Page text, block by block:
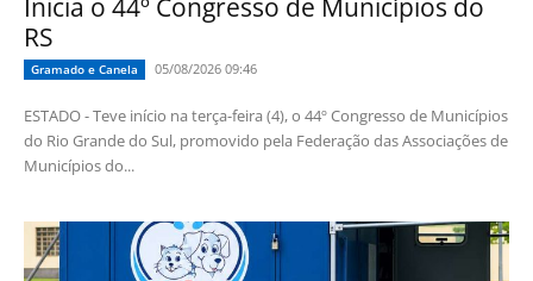
Inicia o 44º Congresso de Municípios do
RS
Gramado e Canela 05/08/2026 09:46
ESTADO - Teve início na terça-feira (4), o 44º Congresso de Municípios
do Rio Grande do Sul, promovido pela Federação das Associações de
Municípios do...